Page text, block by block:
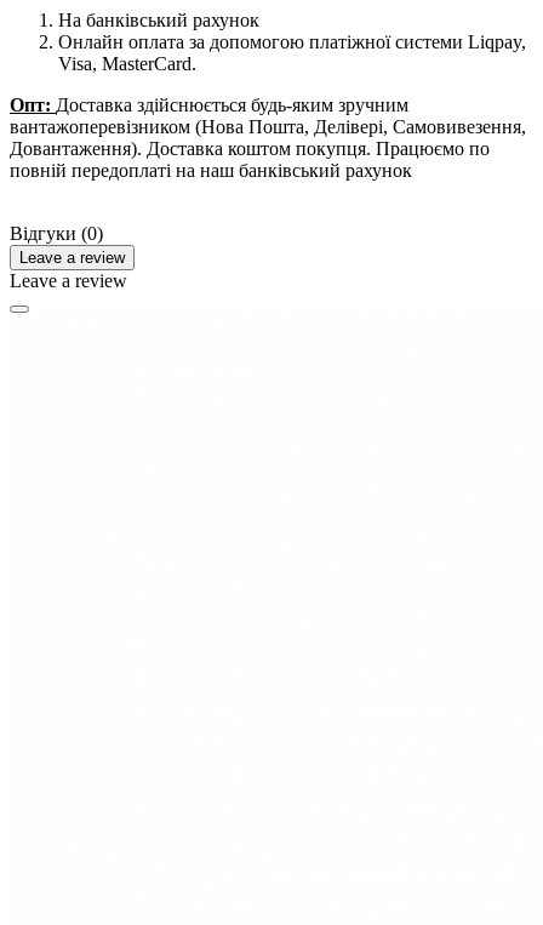
На банківський рахунок
Онлайн оплата за допомогою платіжної системи Liqpay,
Visa, MasterCard.
Опт: Доставка здійснюється будь-яким зручним
вантажоперевізником (Нова Пошта, Делівері, Самовивезення,
Довантаження). Доставка коштом покупця. Працюємо по
повній передоплаті на наш банківський рахунок
Відгуки (0)
Leave a review
Leave a review